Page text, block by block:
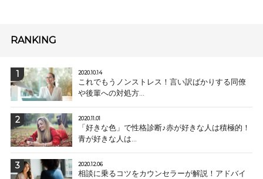
RANKING
2020.10.14
これでもうノンストレス！言い訳ばかりする同僚
や後輩への対処方...
2020.11.01
「好きな色」で性格診断♪赤が好きな人は積極的！
青が好きな人は...
2020.12.06
相談に乗るコツをカウンセラーが解説！アドバイ